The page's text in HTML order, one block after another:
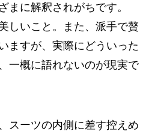
まに解釈されがちです。
しいこと。また、派手で贅
ますが、実際にどういった
一概に語れないのが現実で
スーツの内側に差す控えめ